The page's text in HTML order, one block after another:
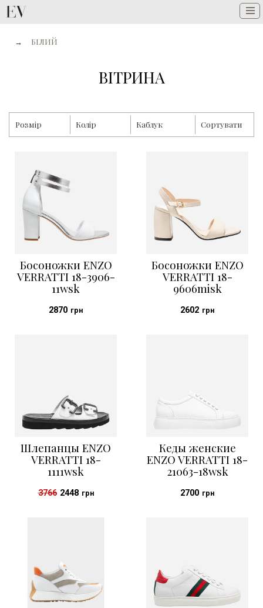
→ БІЛИЙ
ВІТРИНА
Розмір Колір Каблук Сортувати
Босоножки ENZO
VERRATTI 18-3906-
11wsk
2870 грн
Босоножки ENZO
VERRATTI 18-
9606misk
2602 грн
Шлепанцы ENZO
VERRATTI 18-
1111wsk
3766 2448 грн
Кеды женские
ENZO VERRATTI 18-
21063-18wsk
2700 грн